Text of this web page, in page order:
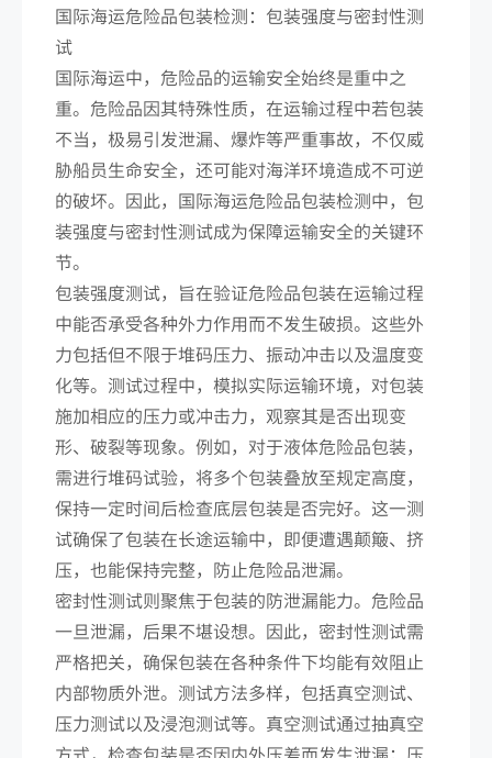
国际海运危险品包装检测：包装强度与密封性测
试
国际海运中，危险品的运输安全始终是重中之
重。危险品因其特殊性质，在运输过程中若包装
不当，极易引发泄漏、爆炸等严重事故，不仅威
胁船员生命安全，还可能对海洋环境造成不可逆
的破坏。因此，国际海运危险品包装检测中，包
装强度与密封性测试成为保障运输安全的关键环
节。
包装强度测试，旨在验证危险品包装在运输过程
中能否承受各种外力作用而不发生破损。这些外
力包括但不限于堆码压力、振动冲击以及温度变
化等。测试过程中，模拟实际运输环境，对包装
施加相应的压力或冲击力，观察其是否出现变
形、破裂等现象。例如，对于液体危险品包装，
需进行堆码试验，将多个包装叠放至规定高度，
保持一定时间后检查底层包装是否完好。这一测
试确保了包装在长途运输中，即便遭遇颠簸、挤
压，也能保持完整，防止危险品泄漏。
密封性测试则聚焦于包装的防泄漏能力。危险品
一旦泄漏，后果不堪设想。因此，密封性测试需
严格把关，确保包装在各种条件下均能有效阻止
内部物质外泄。测试方法多样，包括真空测试、
压力测试以及浸泡测试等。真空测试通过抽真空